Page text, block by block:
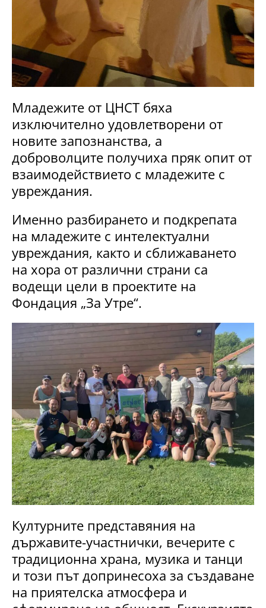
Младежите от ЦНСТ бяха
изключително удовлетворени от
новите запознанства, а
доброволците получиха пряк опит от
взаимодействието с младежите с
увреждания.
Именно разбирането и подкрепата
на младежите с интелектуални
увреждания, както и сближаването
на хора от различни страни са
водещи цели в проектите на
Фондация „За Утре“.
Културните представяния на
държавите-участнички, вечерите с
традиционна храна, музика и танци
и този път допринесоха за създаване
на приятелска атмосфера и